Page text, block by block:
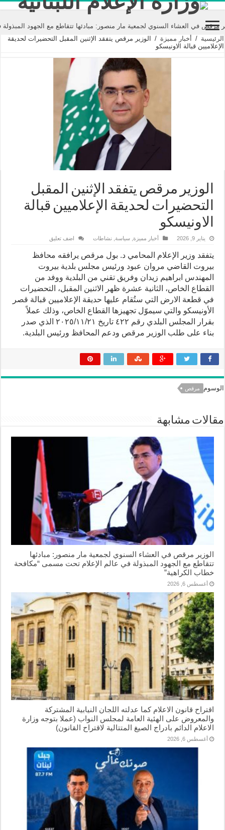
العشاء السنوي لجمعية مار منصور: مبادئها تتقاطع مع الجهود المبذولة في
الرئيسية / أخبار مميزة /
الوزير مرقص يتفقد الإثنين المقبل التحضيرات لحديقة
الإعلاميين قبالة الاونيسكو
الوزير مرقص يتفقد الإثنين المقبل
التحضيرات لحديقة الإعلاميين قبالة
الاونيسكو
يناير 9, 2026 أخبار مميزة ,سياسة نشاطات اضف تعليق
يتفقد وزير الإعلام المحامي د. بول مرقص يرافقه محافظ
بيروت القاضي مروان عبود ورئيس مجلس بلدية بيروت
المهندس ابراهيم زيدان وفريق تقني من البلدية ووفد من
القطاع الخاص، الثانية عشرة ظهر الاثنين المقبل، التحضيرات
في قطعة الارض التي ستُقام عليها حديقة الإعلاميين قبالة قصر
الأونيسكو والتي سيموّل تجهيزها القطاع الخاص، وذلك عملاً
بقرار المجلس البلدي رقم ٤٢٢ تاريخ ٢٠٢٥/١١/٢١ الذي صدر
بناء على طلب الوزير مرقص ودعم المحافظ ورئيس البلدية.
الوسوم مرقص
مقالات مشابهة
الوزير مرقص في العشاء السنوي لجمعية مار منصور: مبادئها
تتقاطع مع الجهود المبذولة في عالم الإعلام تحت مسمى “مكافحة
خطاب الكراهية”
أغسطس 6, 2026
اقتراح قانون الاعلام كما عدلته اللجان النيابية المشتركة
والمعروض على الهئية العامة لمجلس النواب (عملا بتوجه وزارة
الاعلام الدائم بادراج الصيغ المتتالية لاقتراح القانون)
أغسطس 6, 2026